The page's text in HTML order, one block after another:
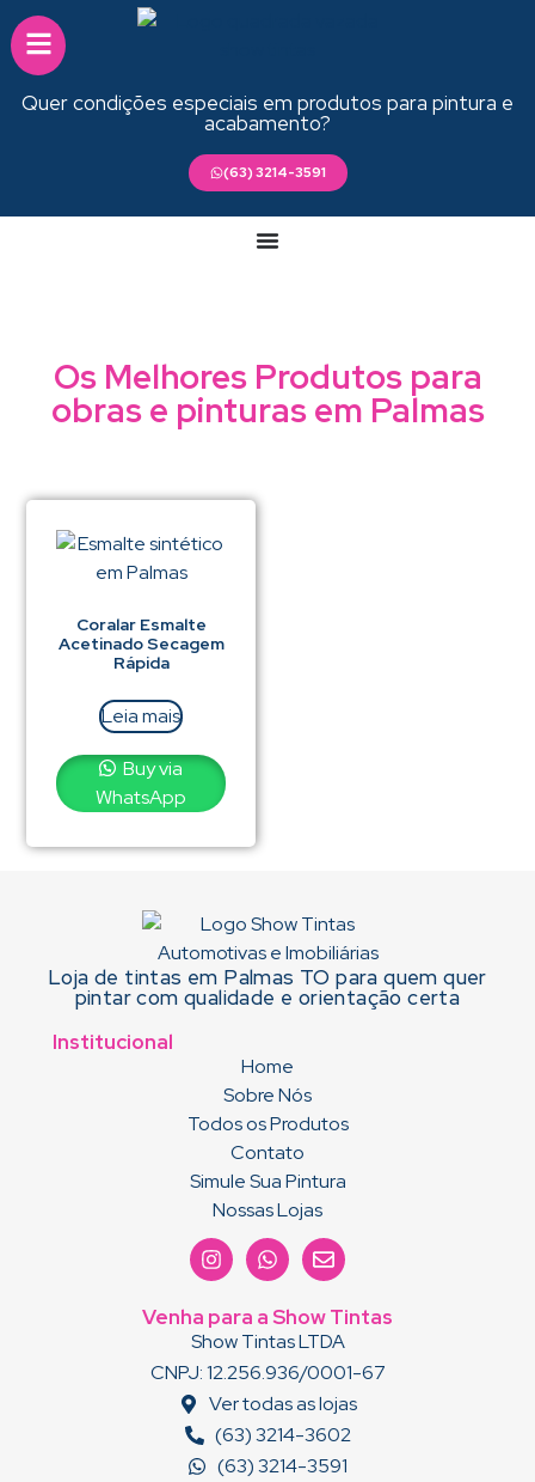
Quer condições especiais em produtos para pintura e
acabamento?
(63) 3214-3591
Os Melhores Produtos para
obras e pinturas em Palmas
Coralar Esmalte
Acetinado Secagem
Rápida
Leia mais
Buy via
WhatsApp
Loja de tintas em Palmas TO para quem quer
pintar com qualidade e orientação certa
Institucional
Home
Sobre Nós
Todos os Produtos
Contato
Simule Sua Pintura
Nossas Lojas
Venha para a Show Tintas
Show Tintas LTDA
CNPJ: 12.256.936/0001-67
Ver todas as lojas
(63) 3214-3602
(63) 3214-3591